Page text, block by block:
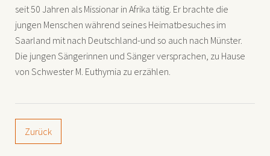
seit 50 Jahren als Missionar in Afrika tätig. Er brachte die
jungen Menschen während seines Heimatbesuches im
Saarland mit nach Deutschland-und so auch nach Münster.
Die jungen Sängerinnen und Sänger versprachen, zu Hause
von Schwester M. Euthymia zu erzählen.
Zurück